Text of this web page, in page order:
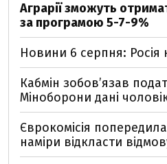
Аграрії зможуть
за програмою 5-7-9%
Новини 6 серпня: Росія
Кабмін зобовʼязав
Міноборони дані
Єврокомісія
наміри відкласти